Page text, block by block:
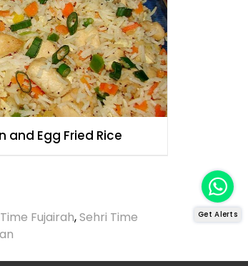
and Egg Fried Rice
Fujairah,Sehri Time
Get Alerts